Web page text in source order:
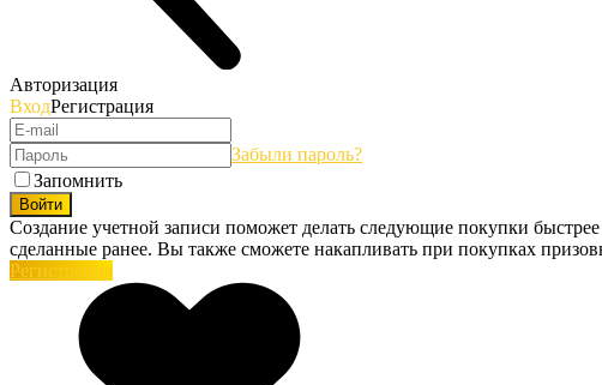
Авторизация
ВходРегистрация
Забыли пароль?
Запомнить
Войти
Создание учетной записи поможет делать следующие покупки
сделанные ранее. Вы также сможете накапливать при покупках
Регистрация